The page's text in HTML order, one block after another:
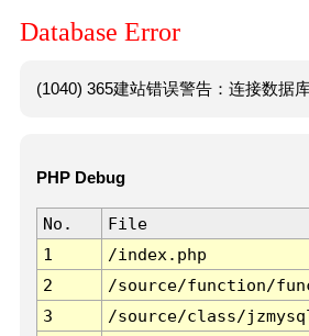
Database Error
(1040) 365建站错误警告：连接数据
PHP Debug
No. File
1
/index.php
2
/source/function/
3
/source/class/